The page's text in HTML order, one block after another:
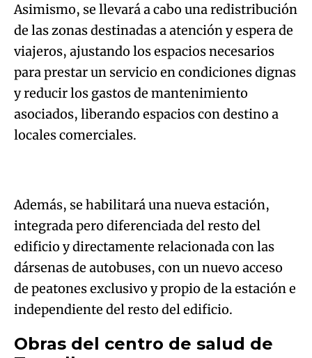
Asimismo, se llevará a cabo una redistribución
de las zonas destinadas a atención y espera de
viajeros, ajustando los espacios necesarios
para prestar un servicio en condiciones dignas
y reducir los gastos de mantenimiento
asociados, liberando espacios con destino a
locales comerciales.
Además, se habilitará una nueva estación,
integrada pero diferenciada del resto del
edificio y directamente relacionada con las
dársenas de autobuses, con un nuevo acceso
de peatones exclusivo y propio de la estación e
independiente del resto del edificio.
Obras del centro de salud de